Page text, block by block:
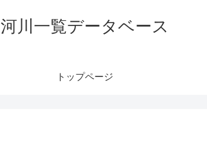
河川一覧データベース
トップページ